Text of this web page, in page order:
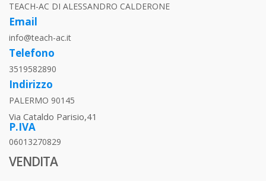
TEACH-AC DI ALESSANDRO CALDERONE
Email
info@teach-ac.it
Telefono
3519582890
Indirizzo
PALERMO 90145
Via Cataldo Parisio,41
P.IVA
06013270829
VENDITA